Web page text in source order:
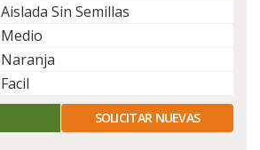
Aislada Sin Semillas
Medio
Naranja
Facil
SOLICITAR NUEVAS